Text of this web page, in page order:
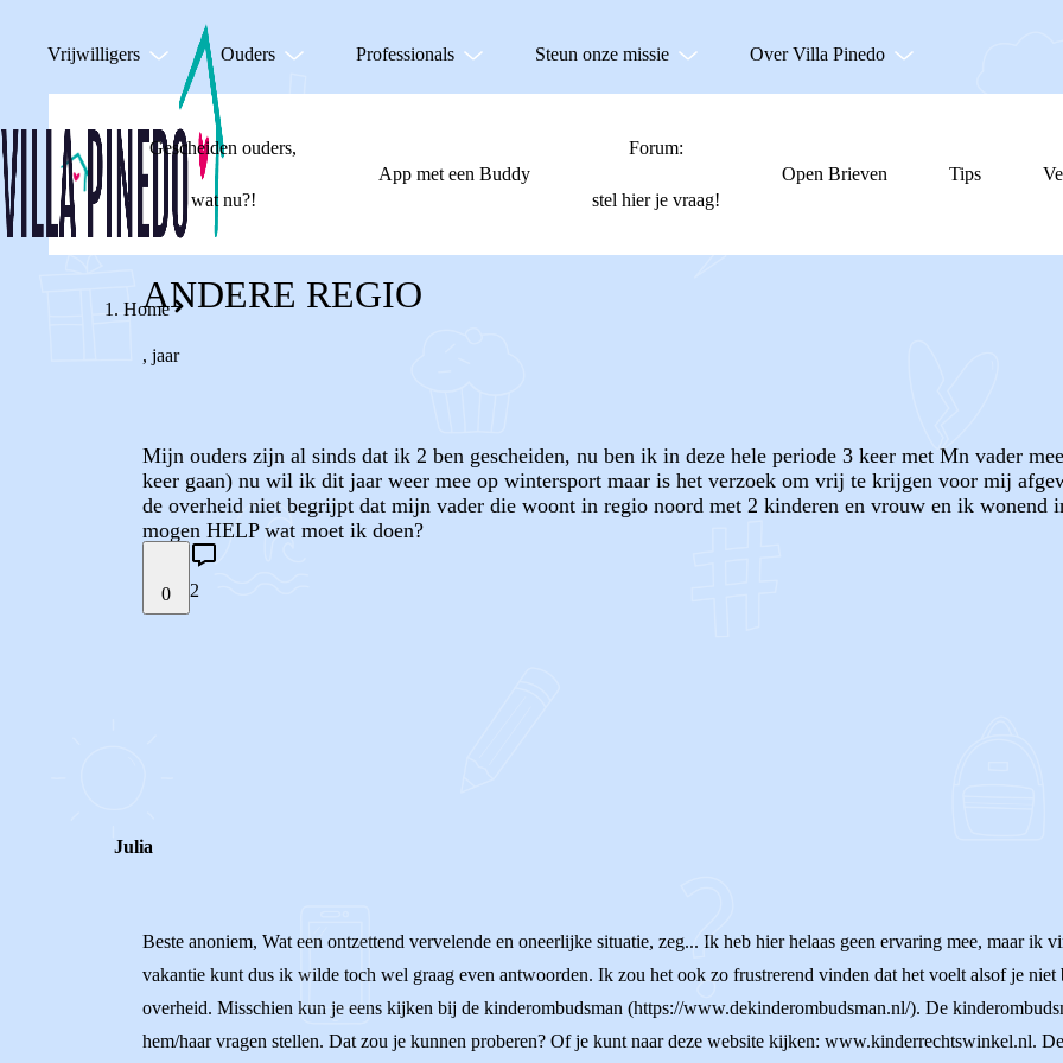
Vrijwilligers Ouders Professionals Steun onze missie Over Villa Pinedo
Gescheiden ouders,
wat nu?!
App met een Buddy
Forum:
stel hier je vraag!
Open Brieven Tips
HomeANDERE REGIO
, jaar
Mijn ouders zijn al sinds dat ik 2 ben gescheiden, nu ben ik in deze hele periode 3 keer met Mn vader
keer gaan) nu wil ik dit jaar weer mee op wintersport maar is het verzoek om vrij te krijgen voor mij
de overheid niet begrijpt dat mijn vader die woont in regio noord met 2 kinderen en vrouw en ik wonend
mogen HELP wat moet ik doen?
0 2
Julia
Beste anoniem, Wat een ontzettend vervelende en oneerlijke situatie, zeg... Ik heb hier helaas geen ervaring mee, maar ik
vakantie kunt dus ik wilde toch wel graag even antwoorden. Ik zou het ook zo frustrerend vinden dat het voelt alsof je
overheid. Misschien kun je eens kijken bij de kinderombudsman (https://www.dekinderombudsman.nl/). De
hem/haar vragen stellen. Dat zou je kunnen proberen? Of je kunt naar deze website kijken: www.kinderrechtswinkel.nl.